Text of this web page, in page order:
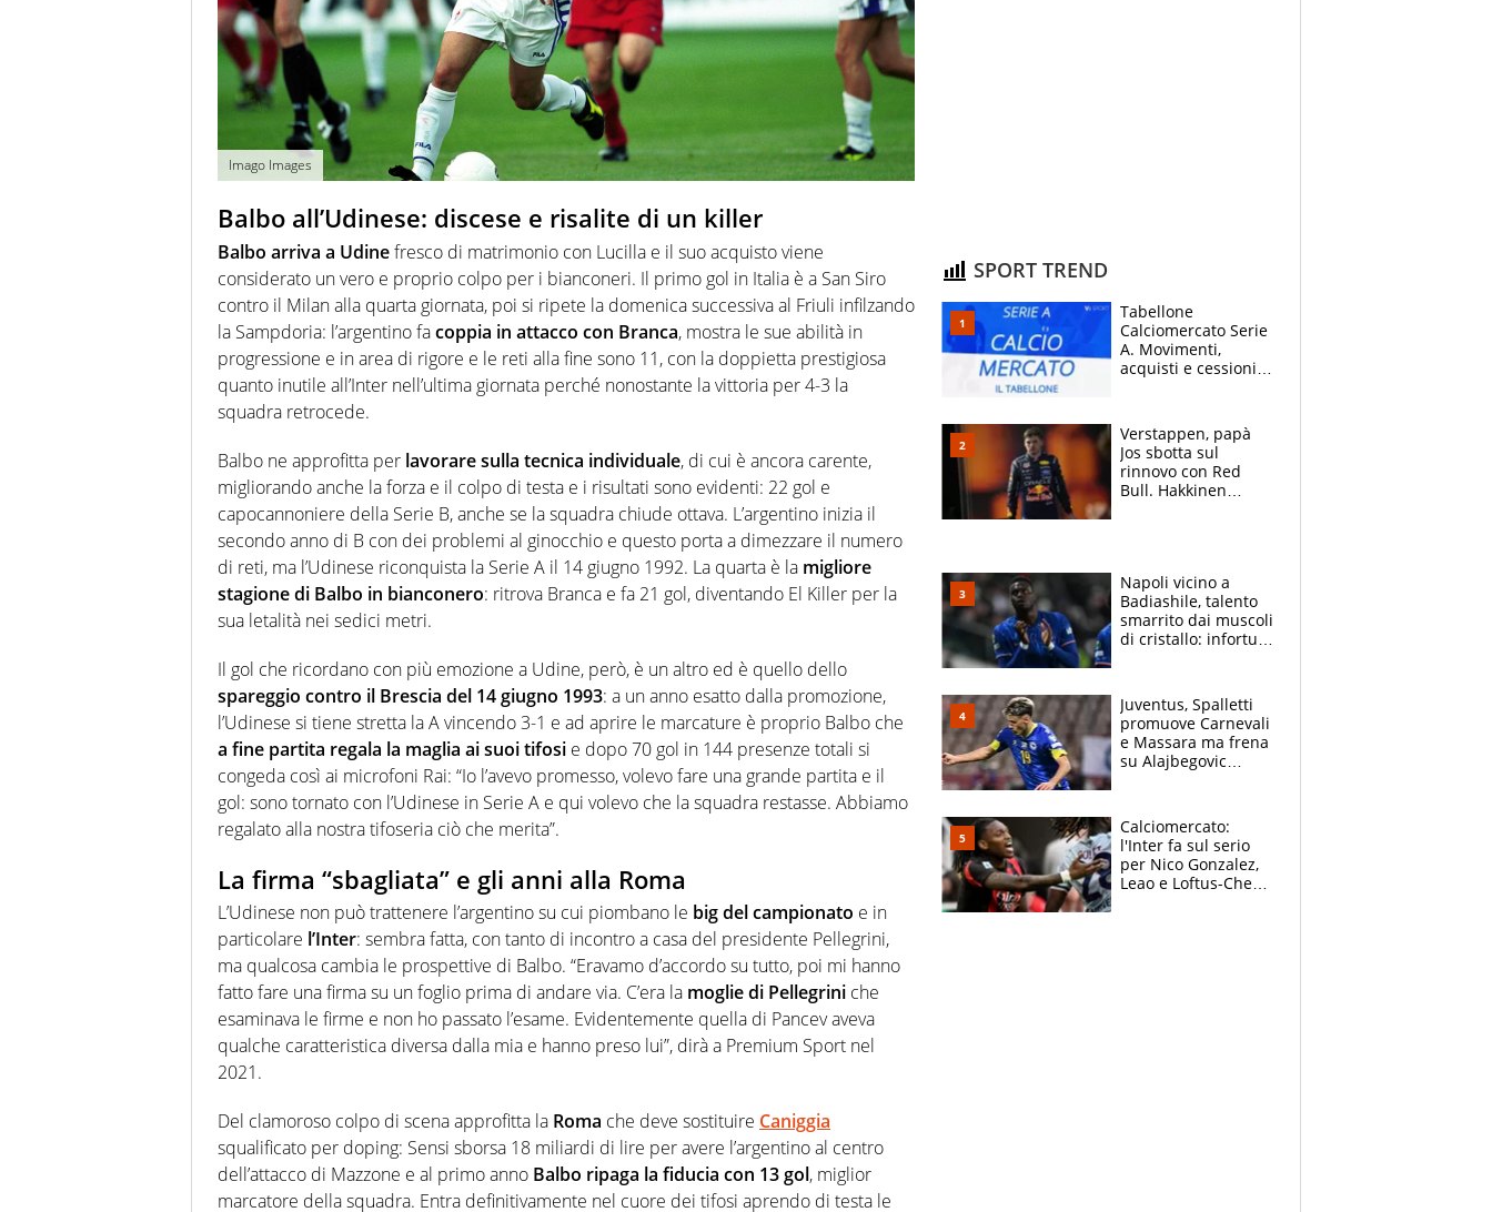
Imago Images
Balbo all’Udinese: discese e risalite di un killer
Balbo arriva a Udinefresco di matrimonio con Lucilla e il suo acquisto viene
considerato un vero e proprio colpo per i bianconeri. Il primo gol in Italia è a San Siro
contro il Milan alla quarta giornata, poi si ripete la domenica successiva al Friuli infilzando
la Sampdoria: l’argentino facoppia in attacco con Branca, mostra le sue abilità in
progressione e in area di rigore e le reti alla fine sono 11, con la doppietta prestigiosa
quanto inutile all’Inter nell’ultima giornata perché nonostante la vittoria per 4-3 la
squadra retrocede.
Balbo ne approfitta per lavorare sulla tecnica individuale, di cui è ancora carente,
migliorando anche la forza e il colpo di testa e i risultati sono evidenti: 22 gol e
capocannoniere della Serie B, anche se la squadra chiude ottava. L’argentino inizia il
secondo anno di B con dei problemi al ginocchio e questo porta a dimezzare il numero
di reti, ma l’Udinese riconquista la Serie A il 14 giugno 1992. La quarta è la migliore
stagione di Balbo in bianconero: ritrova Branca e fa 21 gol, diventando El Killer per la
sua letalità nei sedici metri.
Il gol che ricordano con più emozione a Udine, però, è un altro ed è quello dello
spareggio contro il Brescia del 14 giugno 1993: a un anno esatto dalla promozione,
l’Udinese si tiene stretta la A vincendo 3-1 e ad aprire le marcature è proprio Balbo che
a fine partita regala la maglia ai suoi tifosi e dopo 70 gol in 144 presenze totali si
congeda così ai microfoni Rai: “Io l’avevo promesso, volevo fare una grande partita e il
gol: sono tornato con l’Udinese in Serie A e qui volevo che la squadra restasse. Abbiamo
regalato alla nostra tifoseria ciò che merita”.
La firma “sbagliata” e gli anni alla Roma
L’Udinese non può trattenere l’argentino su cui piombano le big del campionato e in
particolare l’Inter: sembra fatta, con tanto di incontro a casa del presidente Pellegrini,
ma qualcosa cambia le prospettive di Balbo. “Eravamo d’accordo su tutto, poi mi hanno
fatto fare una firma su un foglio prima di andare via. C’era la moglie di Pellegrini che
esaminava le firme e non ho passato l’esame. Evidentemente quella di Pancev aveva
qualche caratteristica diversa dalla mia e hanno preso lui”, dirà a Premium Sport nel
2021.
Del clamoroso colpo di scena approfitta la Roma che deve sostituire Caniggia
squalificato per doping: Sensi sborsa 18 miliardi di lire per avere l’argentino al centro
dell’attacco di Mazzone e al primo anno Balbo ripaga la fiducia con 13 gol, miglior
marcatore della squadra. Entra definitivamente nel cuore dei tifosi aprendo di testa le
SPORT TREND
Tabellone
Calciomercato Serie
A. Movimenti,
acquisti e cessioni:
Verstappen, papà
Jos sbotta sul
rinnovo con Red
Bull. Hakkinen
Napoli vicino a
Badiashile, talento
smarrito dai muscoli
di cristallo: infortuni
Juventus, Spalletti
promuove Carnevali
e Massara ma frena
su Alajbegovic
Yildiz
Calciomercato:
l'Inter fa sul serio
per Nico Gonzalez,
Leao e Loftus-Cheek